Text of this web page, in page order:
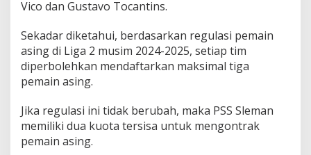
Vico dan Gustavo Tocantins.
Sekadar diketahui, berdasarkan regulasi pemain
asing di Liga 2 musim 2024-2025, setiap tim
diperbolehkan mendaftarkan maksimal tiga
pemain asing.
Jika regulasi ini tidak berubah, maka PSS Sleman
memiliki dua kuota tersisa untuk mengontrak
pemain asing.